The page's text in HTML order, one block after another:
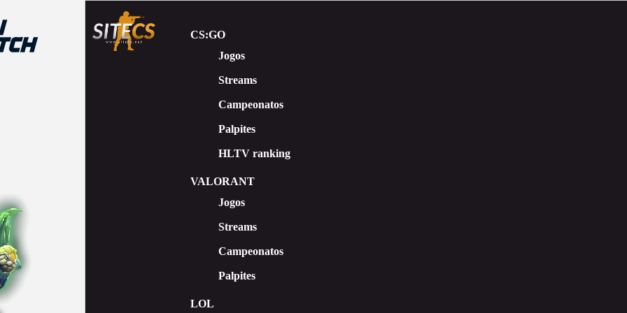
CS:GO
Jogos
Streams
Сampeonatos
Palpites
HLTV ranking
VALORANT
Jogos
Streams
Campeonatos
Palpites
LOL